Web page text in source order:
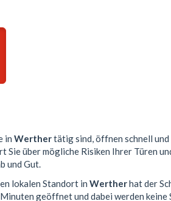
in Werthertätig sind, öffnen schnell
Sie über mögliche Risiken Ihrer Türen
und Gut.
lokalen Standort in Wertherhat der
geöffnet und dabei werden keine